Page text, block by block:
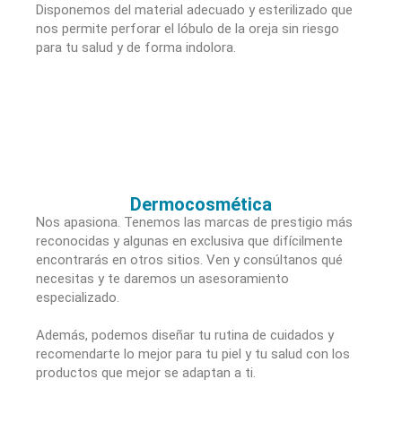
Disponemos del material adecuado y esterilizado que
nos permite perforar el lóbulo de la oreja sin riesgo
para tu salud y de forma indolora.
Dermocosmética
Nos apasiona. Tenemos las marcas de prestigio más
reconocidas y algunas en exclusiva que difícilmente
encontrarás en otros sitios. Ven y consúltanos qué
necesitas y te daremos un asesoramiento
especializado.
Además, podemos diseñar tu rutina de cuidados y
recomendarte lo mejor para tu piel y tu salud con los
productos que mejor se adaptan a ti.